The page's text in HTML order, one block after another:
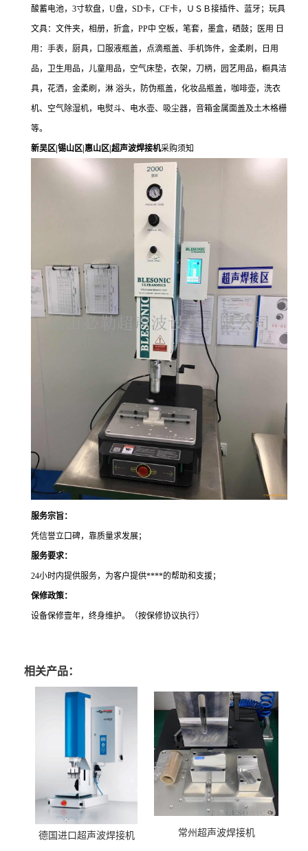
酸蓄电池，3寸软盘，U盘，SD卡，CF卡，ＵＳＢ接插件、蓝牙；玩具
文具：文件夹，相册，折盒，PP中 空板，笔套，墨盒，硒鼓；医用 日
用：手表，厨具，口服液瓶盖，点滴瓶盖、手机饰件，金柔刷，日用
品，卫生用品，儿童用品，空气床垫，衣架，刀柄，园艺用品，橱具洁
具，花洒，金柔刷，淋 浴头，防伪瓶盖，化妆品瓶盖，咖啡壶，洗衣
机、空气除湿机，电熨斗、电水壶、吸尘器，音箱金属面盖及土木格栅
等。
新吴区|锡山区|惠山区|超声波焊接机采购须知
服务宗旨：
凭信誉立口碑，靠质量求发展；
服务要求：
24小时内提供服务，为客户提供****的帮助和支援；
保修政策：
设备保修壹年，终身维护。（按保修协议执行）
相关产品：
德国进口超声波焊接机 常州超声波焊接机